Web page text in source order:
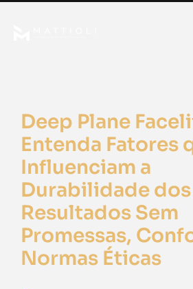
Deep Plane
Entenda Fatores
Influenciam a
Durabilidade dos
Resultados Sem
Promessas,
Normas Éticas